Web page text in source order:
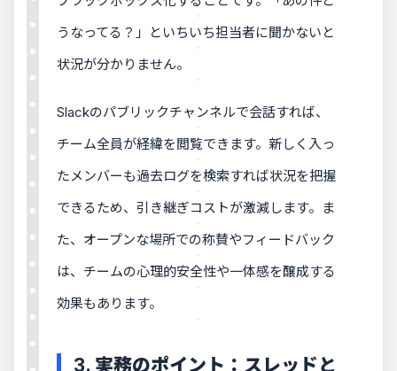
うなってる？」といちいち担当者に聞かないと
状況が分かりません。
Slackのパブリックチャンネルで会話すれば、
チーム全員が経緯を閲覧できます。新しく入っ
たメンバーも過去ログを検索すれば状況を把握
できるため、引き継ぎコストが激減します。ま
た、オープンな場所での称賛やフィードバック
は、チームの心理的安全性や一体感を醸成する
効果もあります。
3. 実務のポイント：スレッドと